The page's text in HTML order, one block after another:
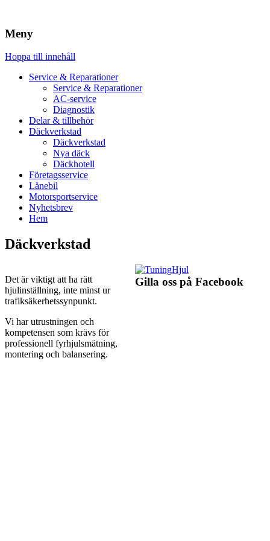
Meny
Hoppa till innehåll
Service & Reparationer
Service & Reparationer
AC-service
Diagnostik
Delar & tillbehör
Däckverkstad
Däckverkstad
Nya däck
Däckhotell
Företagsservice
Lånebil
Motorsportservice
Nyhetsbrev
Hem
Däckverkstad
Det är viktigt att ha rätt
hjulinställning, inte minst ur
trafiksäkerhetssynpunkt.
Vi har utrustningen och
kompetensen som krävs för
professionell fyrhjulsmätning,
montering och balansering.
Gilla oss på Facebook